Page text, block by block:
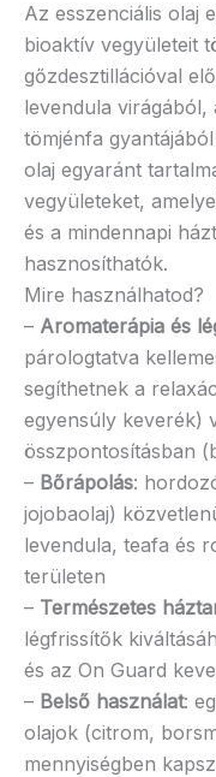
Az esszenciális olaj
bioaktív vegyületeit
gőzdesztillációval
levendula
tömjénfa
olaj egyaránt
vegyületeket,
és a mindennapi
hasznosíthatók.
Mire használhatod?
– Aromaterápia és
párologtatva
segíthetnek a
egyensúly keverék)
összpontosításban
– Bőrápolás:
jojobaolaj)
levendula, teafa és
területen
– Természetes
légfrissítők
és az On Guard
– Belső használat:
olajok (citrom,
mennyiségben